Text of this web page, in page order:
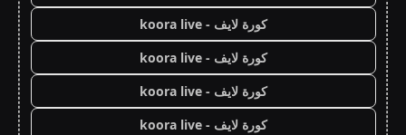
كورة لايف - koora live
كورة لايف - koora live
كورة لايف - koora live
كورة لايف - koora live